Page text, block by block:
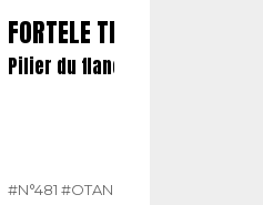
FORTELE TERESTRE
Pilier du flanc sud-oriental de
#N°481 #OTAN